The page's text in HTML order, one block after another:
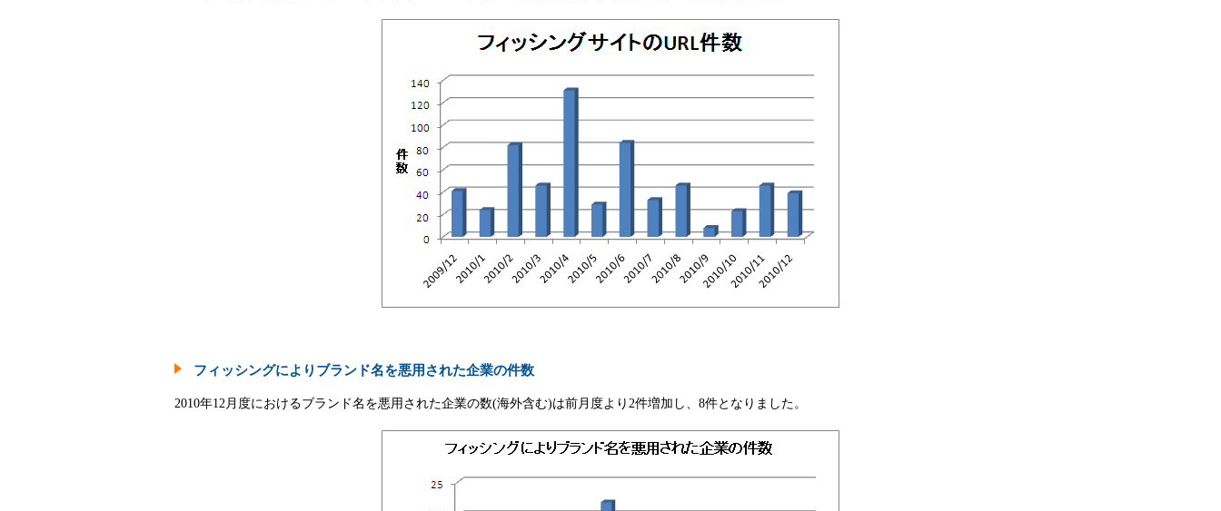
フィッシングによりブランド名を悪用された企業の件数
2010年12月度におけるブランド名を悪用された企業の数(海外含む)は前月度より2件増加し、8件となりました。